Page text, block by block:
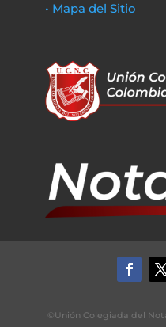
• Mapa del Sitio
©Unión Colegiada del